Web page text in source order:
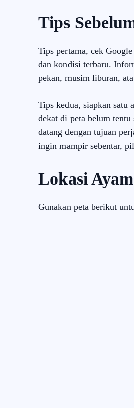
Tips
Tips pertama, cek
dan kondisi terbaru.
pekan, musim liburan,
Tips kedua, siapkan satu
dekat di peta belum
datang dengan tujuan
ingin mampir sebentar,
Lokasi
Gunakan peta berikut